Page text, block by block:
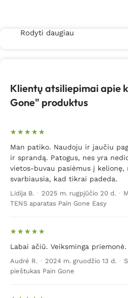
Rodyti daugiau
Klientų atsiliepimai apie
Gone" produktus
Man patiko. Naudoju ir jaučiu
ir sprandą. Patogus, nes yra
vietos-buvau pasiėmus į kelionę,
svarbiausia, kad tikrai padeda.
Lidija B. · 2025 m. rugpjūčio 20 d. ·
TENS aparatas Pain Gone Easy
Labai ačiū. Veiksminga priemonė.
Audrė R. · 2024 m. gruodžio 13 d. ·
pieštukas Pain Gone